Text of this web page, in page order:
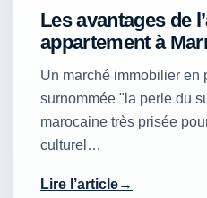
Les avantages de
appartement à
Un marché immobilier en
surnommée "la perle du
marocaine très prisée
culturel…
Lire l’article